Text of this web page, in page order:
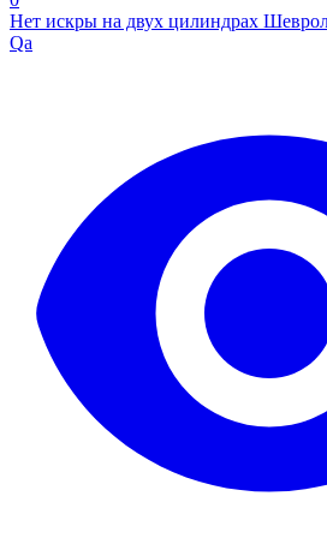
Нет искры на двух цилиндрах
Qa